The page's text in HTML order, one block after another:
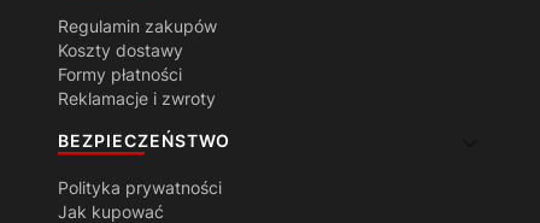
Regulamin zakupów
Koszty dostawy
Formy płatności
Reklamacje i zwroty
BEZPIECZEŃSTWO
Polityka prywatności
Jak kupować